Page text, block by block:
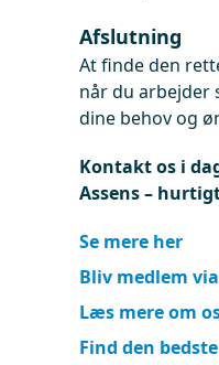
Afslutning
At finde den
når du arbejder
dine behov og
Kontakt os i
Assens –
Se mere her
Bliv medlem
Læs mere om
Find den